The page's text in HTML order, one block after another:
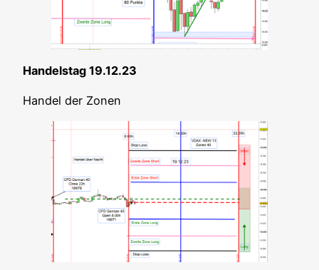
Han­dels­tag 19.12.23
Han­del der Zonen